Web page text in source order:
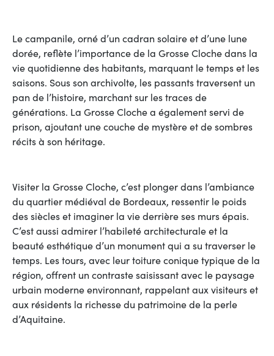
Le campanile, orné d’un cadran solaire et d’une lune
dorée, reflète l’importance de la Grosse Cloche dans la
vie quotidienne des habitants, marquant le temps et les
saisons. Sous son archivolte, les passants traversent un
pan de l’histoire, marchant sur les traces de
générations. La Grosse Cloche a également servi de
prison, ajoutant une couche de mystère et de sombres
récits à son héritage.
Visiter la Grosse Cloche, c’est plonger dans l’ambiance
du quartier médiéval de Bordeaux, ressentir le poids
des siècles et imaginer la vie derrière ses murs épais.
C’est aussi admirer l’habileté architecturale et la
beauté esthétique d’un monument qui a su traverser le
temps. Les tours, avec leur toiture conique typique de la
région, offrent un contraste saisissant avec le paysage
urbain moderne environnant, rappelant aux visiteurs et
aux résidents la richesse du patrimoine de la perle
d’Aquitaine.